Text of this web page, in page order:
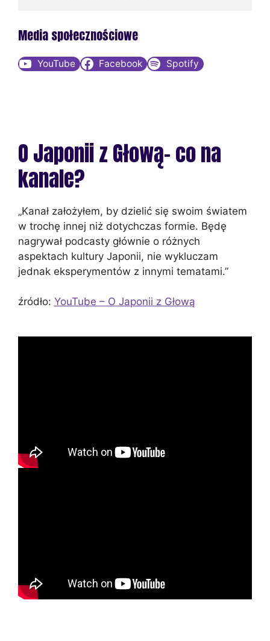
Media społecznościowe
YouTube Facebook Spotify
O Japonii z Głową- co na
kanale?
„Kanał założyłem, by dzielić się swoim światem
w trochę innej niż dotychczas formie. Będę
nagrywał podcasty głównie o różnych
aspektach kultury Japonii, nie wykluczam
jednak eksperymentów z innymi tematami.”
źródło: YouTube – O Japonii z Głową